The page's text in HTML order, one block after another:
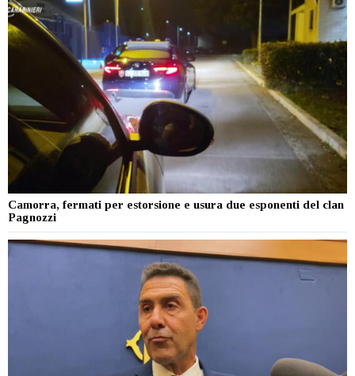
Camorra, fermati per estorsione e usura due esponenti del clan
Pagnozzi